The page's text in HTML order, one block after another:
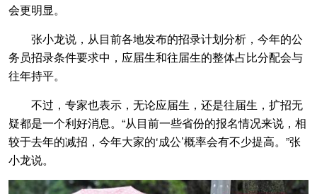
会更明显。
张小龙说，从目前各地发布的招录计划分析，今年的公
务员招录条件要求中，应届生和往届生的整体占比分配会与
往年持平。
不过，专家也表示，无论应届生，还是往届生，扩招无
疑都是一个利好消息。“从目前一些省份的报名情况来说，相
较于去年的减招，今年大家的‘成公’概率会有不少提高。”张
小龙说。